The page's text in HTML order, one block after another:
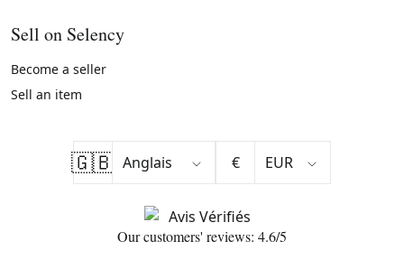
Sell on Selency
Become a seller
Sell an item
🇬🇧 €
Our customers' reviews: 4.6/5